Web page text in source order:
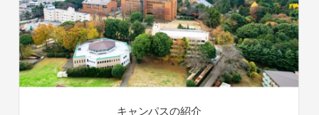
キャンパスの紹介